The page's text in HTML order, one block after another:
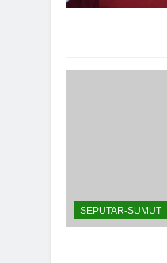
SEPUTAR-SUMUT